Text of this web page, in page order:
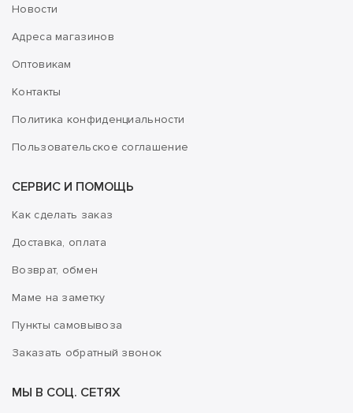
Новости
Адреса магазинов
Оптовикам
Контакты
Политика конфиденциальности
Пользовательское соглашение
СЕРВИС И ПОМОЩЬ
Как сделать заказ
Доставка, оплата
Возврат, обмен
Маме на заметку
Пункты самовывоза
Заказать обратный звонок
МЫ В СОЦ. СЕТЯХ